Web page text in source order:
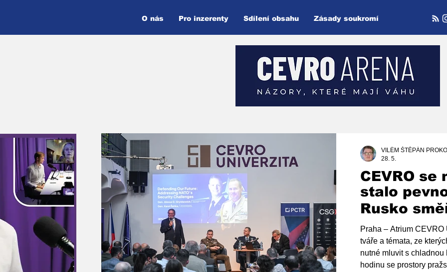
O nás Pro inzerenty Sdílení obsahu Zásady soukromí
CEVRO se
stalo
Rusko
s námi,
Řehka
Praha – Atrium
tváře a témata, ze
nutné mluvit s
hodinu se prostory
VILÉM ŠTĚPÁN
28. 5.